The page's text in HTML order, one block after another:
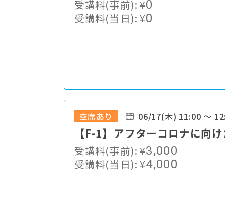
受講料(事前):¥0
受講料(当日):¥0
空席あり 06/17(木) 11:00 ～
【F-1】アフターコロナに向
受講料(事前):¥3,000
受講料(当日):¥4,000